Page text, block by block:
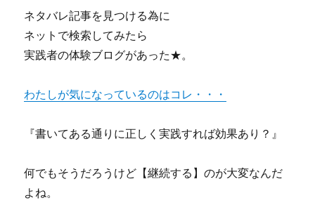
ネタバレ記事を見つける為に
ネットで検索してみたら
実践者の体験ブログがあった★。
わたしが気になっているのはコレ・・・
『書いてある通りに正しく実践すれば効果あり？』
何でもそうだろうけど【継続する】のが大変なんだ
よね。